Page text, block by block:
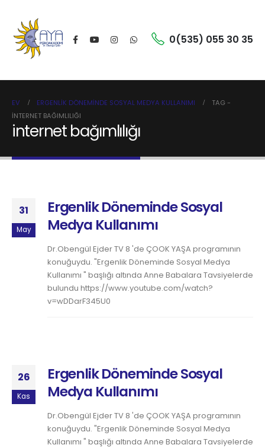
0(535) 055 30 35
EV ERGENLIK DÖNEMINDE SOSYAL MEDYA KULLANIMI
TAG -
INTERNET BAĞIMLILIĞI
internet bağımlılığı
31
May
Ergenlik Döneminde Sosyal
Medya Kullanımı
Dr.Obengül Ejder TV 8 'de ÇOOK YAŞA programının
konuğuydu. "Ergenlik Döneminde Sosyal Medya
Kullanımı " başlığı altında Anne Babalara Tavsiyelerde
bulundu https://www.youtube.com/watch?
v=wDDarF345U0
26
Kas
Ergenlik Döneminde Sosyal
Medya Kullanımı
Dr.Obengül Ejder TV 8 'de ÇOOK YAŞA programının
konuğuydu. "Ergenlik Döneminde Sosyal Medya
Kullanımı " başlığı altında Anne Babalara Tavsiyelerde